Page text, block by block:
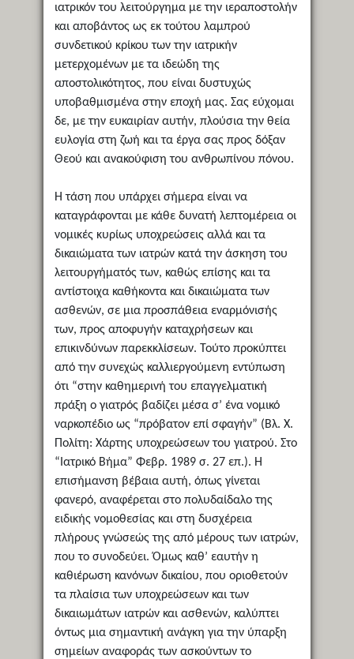
ιατρικόν του λειτούργημα με την ιεραποστολήν
και αποβάντος ως εκ τούτου λαμπρού
συνδετικού κρίκου των την ιατρικήν
μετερχομένων με τα ιδεώδη της
αποστολικότητος, που είναι δυστυχώς
υποβαθμισμένα στην εποχή μας. Σας εύχομαι
δε, με την ευκαιρίαν αυτήν, πλούσια την θεία
ευλογία στη ζωή και τα έργα σας προς δόξαν
Θεού και ανακούφιση του ανθρωπίνου πόνου.
Η τάση που υπάρχει σήμερα είναι να
καταγράφονται με κάθε δυνατή λεπτομέρεια οι
νομικές κυρίως υποχρεώσεις αλλά και τα
δικαιώματα των ιατρών κατά την άσκηση του
λειτουργήματός των, καθώς επίσης και τα
αντίστοιχα καθήκοντα και δικαιώματα των
ασθενών, σε μια προσπάθεια εναρμόνισής
των, προς αποφυγήν καταχρήσεων και
επικινδύνων παρεκκλίσεων. Τούτο προκύπτει
από την συνεχώς καλλιεργούμενη εντύπωση
ότι “στην καθημερινή του επαγγελματική
πράξη ο γιατρός βαδίζει μέσα σ’ ένα νομικό
ναρκοπέδιο ως “πρόβατον επί σφαγήν” (Βλ. Χ.
Πολίτη: Χάρτης υποχρεώσεων του γιατρού. Στο
“Ιατρικό Βήμα” Φεβρ. 1989 σ. 27 επ.). Η
επισήμανση βέβαια αυτή, όπως γίνεται
φανερό, αναφέρεται στο πολυδαίδαλο της
ειδικής νομοθεσίας και στη δυσχέρεια
πλήρους γνώσεώς της από μέρους των ιατρών,
που το συνοδεύει. Όμως καθ’ εαυτήν η
καθιέρωση κανόνων δικαίου, που οριοθετούν
τα πλαίσια των υποχρεώσεων και των
δικαιωμάτων ιατρών και ασθενών, καλύπτει
όντως μια σημαντική ανάγκη για την ύπαρξη
σημείων αναφοράς των ασκούντων το